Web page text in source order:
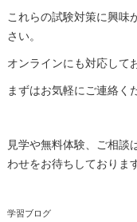
これらの試験対策に興味
さい。
オンラインにも対応して
まずはお気軽にご連絡く
見学や無料体験、ご相談
わせをお待ちしておりま
学習ブログ